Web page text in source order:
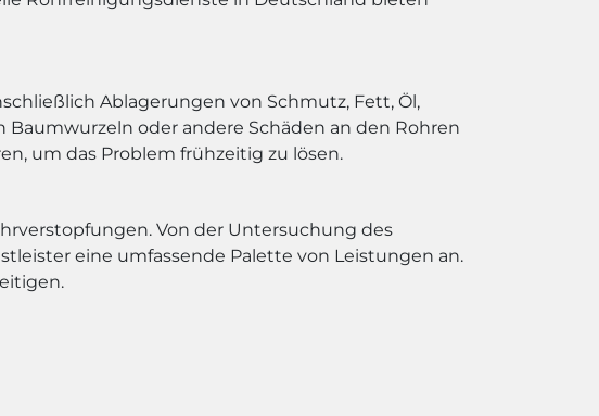
Ablagerungen von Schmutz, Fett, Öl,
oder andere Schäden an den Rohren
um das Problem frühzeitig zu lösen.
Von der Untersuchung des
eine umfassende Palette von Leistungen an.